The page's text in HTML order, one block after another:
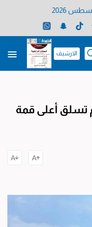
الارشيف
11.. تعتزم تسلق أعلى قمة